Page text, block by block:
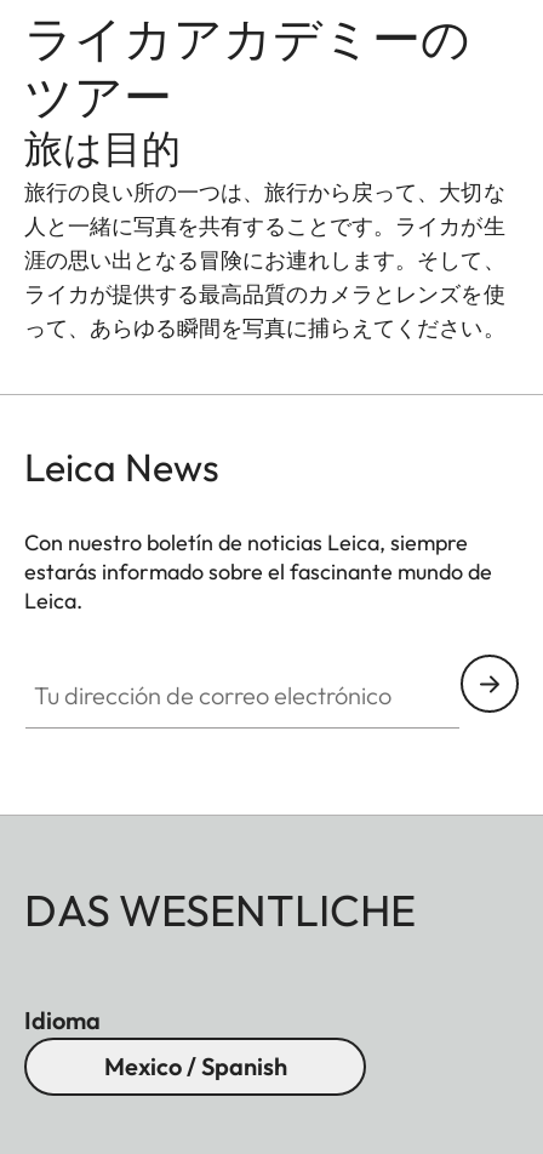
ライカアカデミーの
ツアー
旅は目的
旅行の良い所の一つは、旅行から戻って、大切な
人と一緒に写真を共有することです。ライカが生
涯の思い出となる冒険にお連れします。そして、
ライカが提供する最高品質のカメラとレンズを使
って、あらゆる瞬間を写真に捕らえてください。
Leica News
Con nuestro boletín de noticias Leica, siempre
estarás informado sobre el fascinante mundo de
Leica.
DAS WESENTLICHE
Idioma
Mexico / Spanish